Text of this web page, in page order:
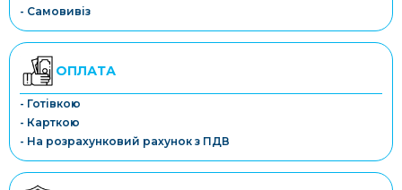
- Самовивіз
ОПЛАТА
- Готівкою
- Карткою
- На розрахунковий рахунок з ПДВ